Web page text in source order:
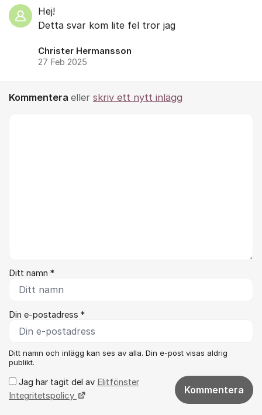
Hej!
Detta svar kom lite fel tror jag
Christer Hermansson
27 Feb 2025
Kommentera eller skriv ett nytt inlägg
Ditt namn *
Din e-postadress *
Ditt namn och inlägg kan ses av alla. Din e-post visas aldrig
publikt.
Jag har tagit del av Elitfönster
Integritetspolicy
Kommentera